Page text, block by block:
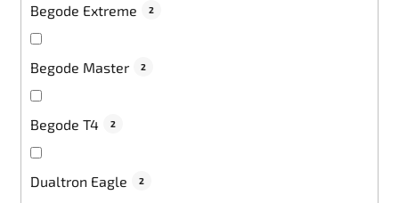
Begode Extreme 2
Begode Master 2
Begode T4 2
Dualtron Eagle 2